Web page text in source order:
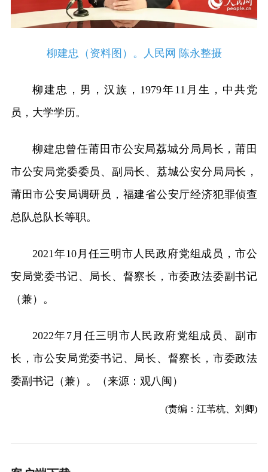
柳建忠（资料图）。人民网 陈永整摄
柳建忠，男，汉族，1979年11月生，中共党
员，大学学历。
柳建忠曾任莆田市公安局荔城分局局长，莆田
市公安局党委委员、副局长、荔城公安分局局长，
莆田市公安局调研员，福建省公安厅经济犯罪侦查
总队总队长等职。
2021年10月任三明市人民政府党组成员，市公
安局党委书记、局长、督察长，市委政法委副书记
（兼）。
2022年7月任三明市人民政府党组成员、副市
长，市公安局党委书记、局长、督察长，市委政法
委副书记（兼）。（来源：观八闽）
(责编：江苇杭、刘卿)